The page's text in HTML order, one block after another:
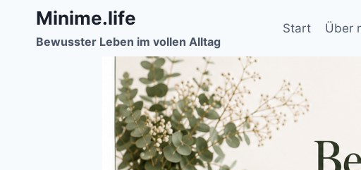
springen
Minime.life
Bewusster Leben im vollen Alltag
Start Über